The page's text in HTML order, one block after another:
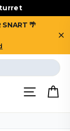
🌴
Side